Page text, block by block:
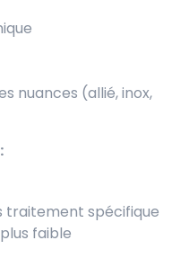
nuances (allié, inox,
traitement spécifique
faible